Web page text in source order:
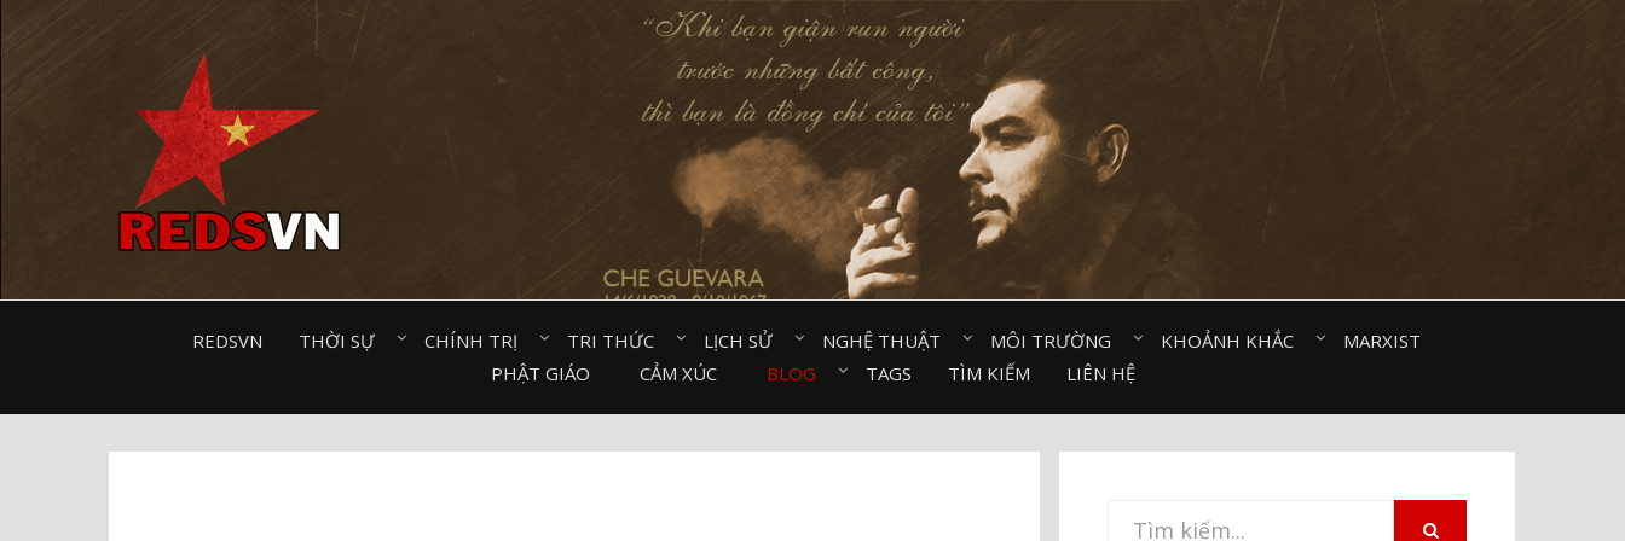
REDSVN THỜI SỰ⠀ CHÍNH TRỊ⠀ TRI THỨC⠀ LỊCH SỬ⠀ NGHỆ THUẬT⠀ MÔI TRƯỜNG⠀ KHOẢNH KHẮC⠀
MARXIST⠀
PHẬT GIÁO⠀
CẢM XÚC⠀ BLOG⠀ TAGS TÌM KIẾM LIÊN HỆ
Tìm